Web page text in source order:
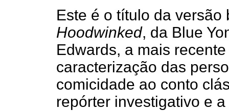
Este é o título da
Hoodwinked, da Blue
Edwards, a mais
caracterização das
comicidade ao conto
repórter investigativo e